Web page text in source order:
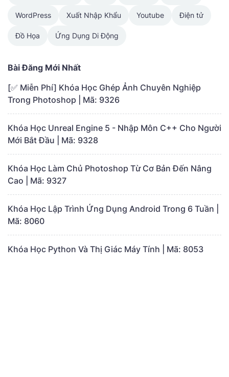
WordPress Xuất Nhập Khẩu Youtube Điện tử
Đồ Họa Ứng Dụng Di Động
Bài Đăng Mới Nhất
[✅ Miễn Phí] Khóa Học Ghép Ảnh Chuyên Nghiệp
Trong Photoshop | Mã: 9326
Khóa Học Unreal Engine 5 - Nhập Môn C++ Cho Người
Mới Bắt Đầu | Mã: 9328
Khóa Học Làm Chủ Photoshop Từ Cơ Bản Đến Nâng
Cao | Mã: 9327
Khóa Học Lập Trình Ứng Dụng Android Trong 6 Tuần |
Mã: 8060
Khóa Học Python Và Thị Giác Máy Tính | Mã: 8053